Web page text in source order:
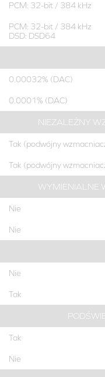
PCM: 32-bit / 384 kHz
PCM: 32-bit / 384 kHz
DSD: DSD64
0.00032% (DAC)
0.0001% (DAC)
NIEZALEŻNY
Tak (podwójny
Tak (podwójny
WYMIENIALNE
Nie
Nie
Nie
Tak
Tak
Nie